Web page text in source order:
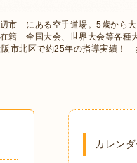
にある空手道場。5歳から大
籍 全国大会、世界大会等各種
市北区で約25年の指導実績！
カレンダ